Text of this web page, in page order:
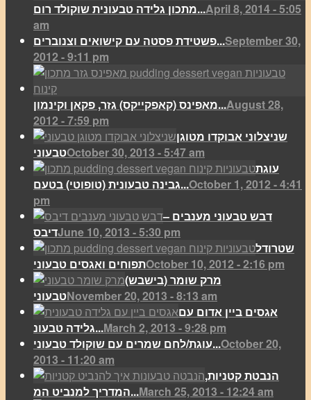
מתכון גלידה טבעונית שוקולד רום...April 8, 2014 - 5:05
am
פשטידת פסטה עם קישואים וצנוברים...September 30,
2012 - 9:11 pm
מאפינס (קאפקייקס) גזר, פקאן וקינמון...August 28,
2012 - 7:59 pm
שניצלוני אבוקדו מטוגן
טבעוניOctober 30, 2013 - 5:47 am
עוגת
גבינה טבעונית (טופוטי) בטעם...October 1, 2012 - 4:41
pm
דבש טבעוני מענבים –
דיבסJune 10, 2013 - 5:30 pm
שטרודל
תפוחים ואגסים טבעוניOctober 10, 2012 - 2:16 pm
מרק שומר (בישבש)
טבעוניNovember 20, 2013 - 8:13 am
אגסים ביין אדום עם
גלידה טבעונ...March 2, 2013 - 9:28 pm
עוגת/לחם שמרים עם שוקולד טבעוני...October 20,
2013 - 11:20 am
הנבטת קטניות,
המדריך למנביט המ...March 25, 2013 - 12:24 am